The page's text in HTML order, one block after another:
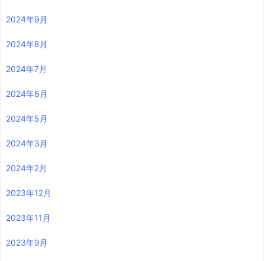
2024年9月
2024年8月
2024年7月
2024年6月
2024年5月
2024年3月
2024年2月
2023年12月
2023年11月
2023年9月